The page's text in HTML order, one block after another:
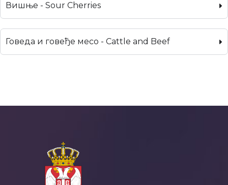
Вишње - Sour Cherries
Говеда и говеђе месо - Cattle and Beef